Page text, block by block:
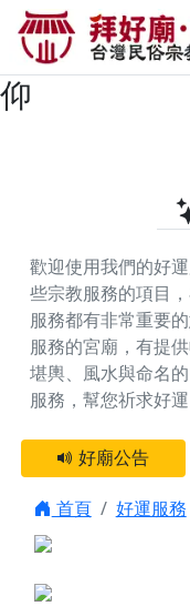
台南市柳營
拜好廟‧求
仰
歡迎使用我們的好
些宗教服務的項目
服務都有非常重要
服務的宮廟，有提供
堪輿、風水與命名
服務，幫您祈求好
好廟公告
首頁 好運服務
點燈服務
堪輿/風水